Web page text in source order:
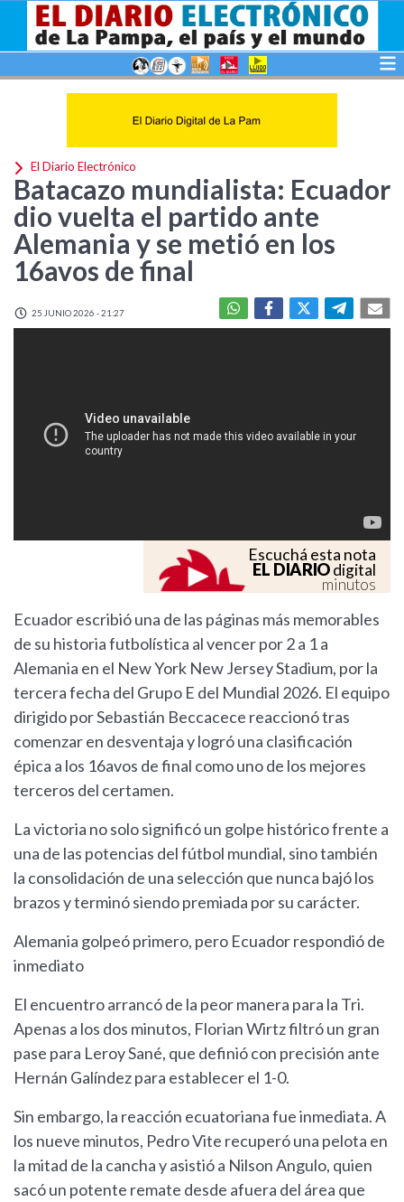
El Diario Electrónico
Batacazo mundialista: Ecuador
dio vuelta el partido ante
Alemania y se metió en los
16avos de final
25 JUNIO 2026 - 21:27
Escuchá esta nota
EL DIARIOdigital
minutos
Ecuador escribió una de las páginas más memorables
de su historia futbolística al vencer por 2 a 1 a
Alemania en el New York New Jersey Stadium, por la
tercera fecha del Grupo E del Mundial 2026. El equipo
dirigido por Sebastián Beccacece reaccionó tras
comenzar en desventaja y logró una clasificación
épica a los 16avos de final como uno de los mejores
terceros del certamen.
La victoria no solo significó un golpe histórico frente a
una de las potencias del fútbol mundial, sino también
la consolidación de una selección que nunca bajó los
brazos y terminó siendo premiada por su carácter.
Alemania golpeó primero, pero Ecuador respondió de
inmediato
El encuentro arrancó de la peor manera para la Tri.
Apenas a los dos minutos, Florian Wirtz filtró un gran
pase para Leroy Sané, que definió con precisión ante
Hernán Galíndez para establecer el 1-0.
Sin embargo, la reacción ecuatoriana fue inmediata. A
los nueve minutos, Pedro Vite recuperó una pelota en
la mitad de la cancha y asistió a Nilson Angulo, quien
sacó un potente remate desde afuera del área que